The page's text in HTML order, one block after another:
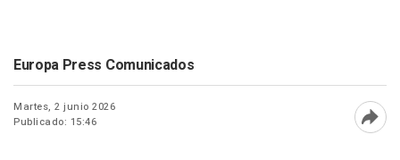
Europa Press Comunicados
Martes, 2 junio 2026
Publicado: 15:46